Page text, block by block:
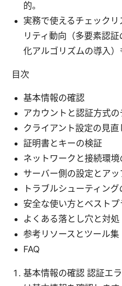
的。
実務で使えるチェック
リティ動向（多要素認
化アルゴリズムの導入）
目次
基本情報の確認
アカウントと認証方式の
クライアント設定の見直
証明書とキーの検証
ネットワークと接続環境
サーバー側の設定とアッ
トラブルシューティン
安全な使い方とベストプ
よくある落とし穴と対処
参考リソースとツール集
FAQ
基本情報の確認 認証エ